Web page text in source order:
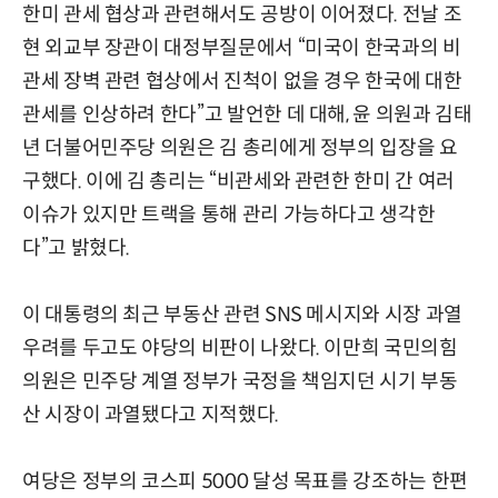
한미 관세 협상과 관련해서도 공방이 이어졌다. 전날 조
현 외교부 장관이 대정부질문에서 “미국이 한국과의 비
관세 장벽 관련 협상에서 진척이 없을 경우 한국에 대한
관세를 인상하려 한다”고 발언한 데 대해, 윤 의원과 김태
년 더불어민주당 의원은 김 총리에게 정부의 입장을 요
구했다. 이에 김 총리는 “비관세와 관련한 한미 간 여러
이슈가 있지만 트랙을 통해 관리 가능하다고 생각한
다”고 밝혔다.
이 대통령의 최근 부동산 관련 SNS 메시지와 시장 과열
우려를 두고도 야당의 비판이 나왔다. 이만희 국민의힘
의원은 민주당 계열 정부가 국정을 책임지던 시기 부동
산 시장이 과열됐다고 지적했다.
여당은 정부의 코스피 5000 달성 목표를 강조하는 한편